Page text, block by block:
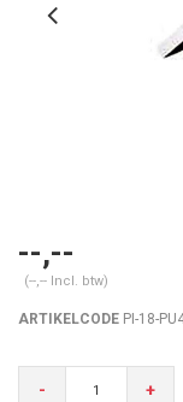
--,--
(--,-- Incl. btw)
ARTIKELCODE PI-18-
- +